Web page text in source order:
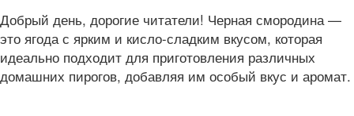
Добрый день, дорогие читатели! Черная смородина —
это ягода с ярким и кисло-сладким вкусом, которая
идеально подходит для приготовления различных
домашних пирогов, добавляя им особый вкус и аромат.